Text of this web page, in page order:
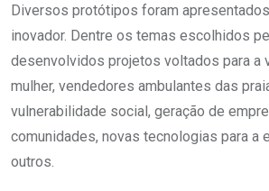
Diversos protótipos foram
inovador. Dentre os temas escolhidos
desenvolvidos projetos voltados para a
mulher, vendedores ambulantes das
vulnerabilidade social, geração de
comunidades, novas tecnologias para a
outros.